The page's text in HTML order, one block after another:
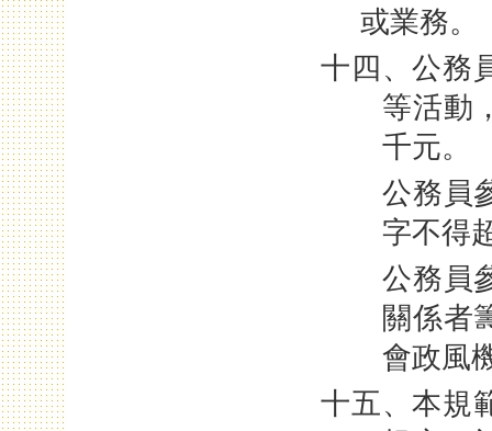
或業務。
十四、公務
等活動
千元。
公務員
字不得
公務員
關係者
會政風
十五、本規